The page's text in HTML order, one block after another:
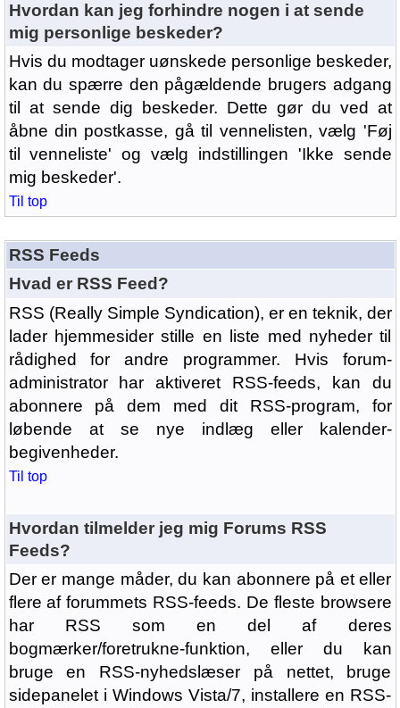
Hvordan kan jeg forhindre nogen i at sende
mig personlige beskeder?
Hvis du modtager uønskede personlige beskeder,
kan du spærre den pågældende brugers adgang
til at sende dig beskeder. Dette gør du ved at
åbne din postkasse, gå til vennelisten, vælg 'Føj
til venneliste' og vælg indstillingen 'Ikke sende
mig beskeder'.
Til top
RSS Feeds
Hvad er RSS Feed?
RSS (Really Simple Syndication), er en teknik, der
lader hjemmesider stille en liste med nyheder til
rådighed for andre programmer. Hvis forum-
administrator har aktiveret RSS-feeds, kan du
abonnere på dem med dit RSS-program, for
løbende at se nye indlæg eller kalender-
begivenheder.
Til top
Hvordan tilmelder jeg mig Forums RSS
Feeds?
Der er mange måder, du kan abonnere på et eller
flere af forummets RSS-feeds. De fleste browsere
har RSS som en del af deres
bogmærker/foretrukne-funktion, eller du kan
bruge en RSS-nyhedslæser på nettet, bruge
sidepanelet i Windows Vista/7, installere en RSS-